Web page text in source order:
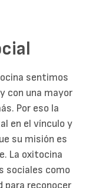
sentimos
con una mayor
Por eso la
en el vínculo y
su misión es
La oxitocina
sociales como
para reconocer